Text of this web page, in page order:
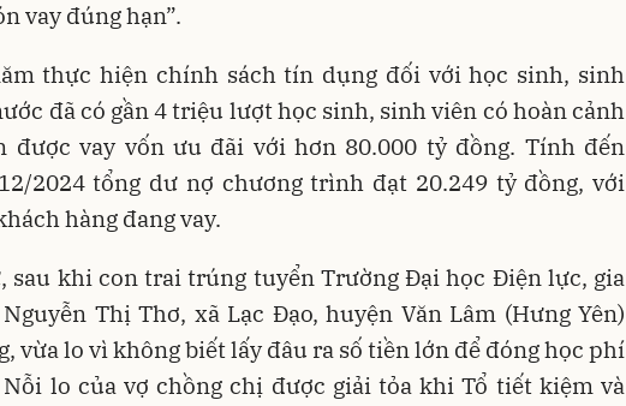
vay đúng hạn”.
thực hiện chính sách tín dụng đối với học sinh, sinh
đã có gần 4 triệu lượt học sinh, sinh viên có hoàn cảnh
được vay vốn ưu đãi với hơn 80.000 tỷ đồng. Tính đến
2024 tổng dư nợ chương trình đạt 20.249 tỷ đồng, với
hàng đang vay.
sau khi con trai trúng tuyển Trường Đại học Điện lực, gia
Thị Thơ, xã Lạc Đạo, huyện Văn Lâm (Hưng Yên)
vừa lo vì không biết lấy đâu ra số tiền lớn để đóng học phí
lo của vợ chồng chị được giải tỏa khi Tổ tiết kiệm và